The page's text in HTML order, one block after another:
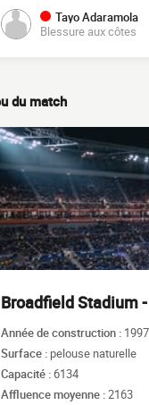
Tayo Adaramola
Blessure aux côtes
du match
Broadfield Stadium
Année de construction : 1997
Surface : pelouse naturelle
Capacité :6134
Affluence moyenne :2163